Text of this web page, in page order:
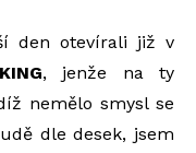
den otevírali již v
, jenže na ty
nemělo smysl se
dle desek, jsem